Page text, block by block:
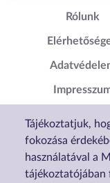
Tájékoztatjuk,
fokozása
használatával a
tájékoztatójában
Lábléc1
Rólunk
Nyilatkozat